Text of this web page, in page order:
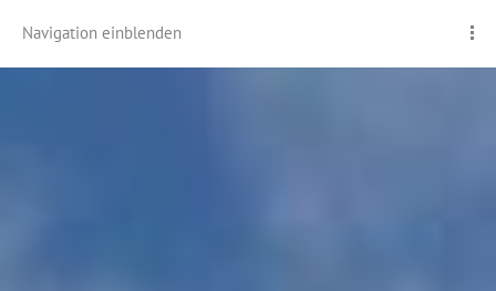
Navigation einblenden